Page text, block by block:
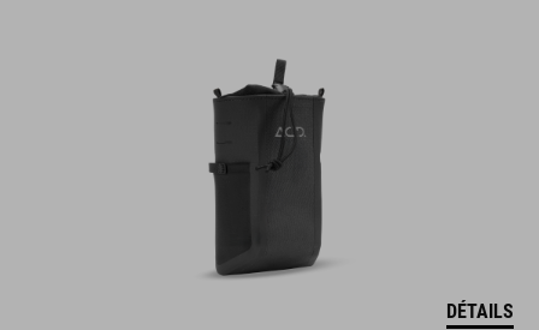
DÉTAILS